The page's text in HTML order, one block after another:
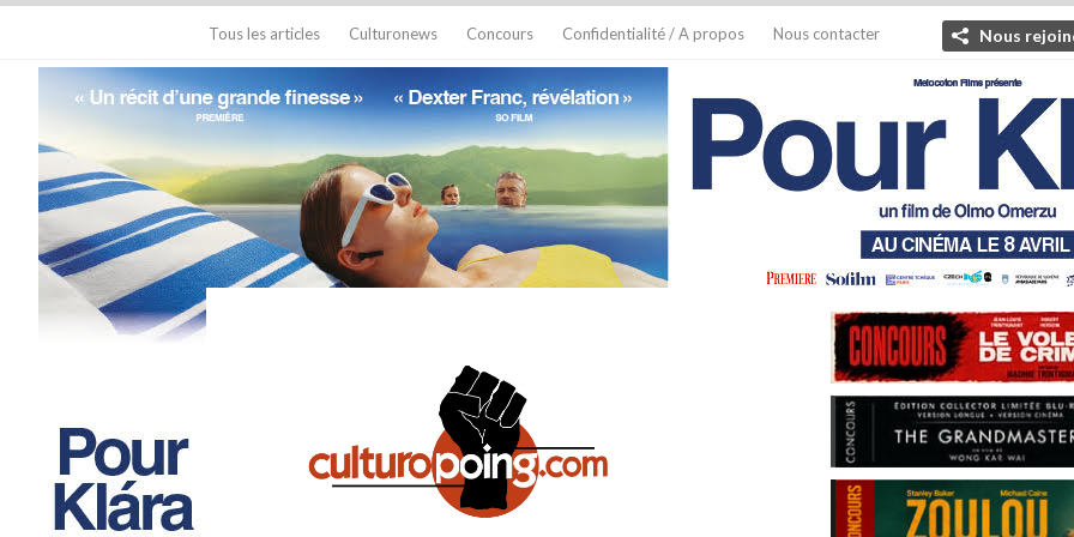
Tous les articles Culturonews Concours Confidentialité / A propos Nous contacter Nous